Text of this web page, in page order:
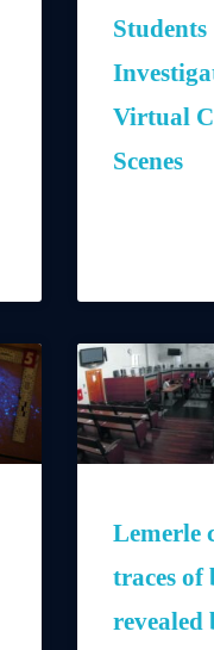
Students
Virtual
Scenes
Lemerle
traces of
revealed